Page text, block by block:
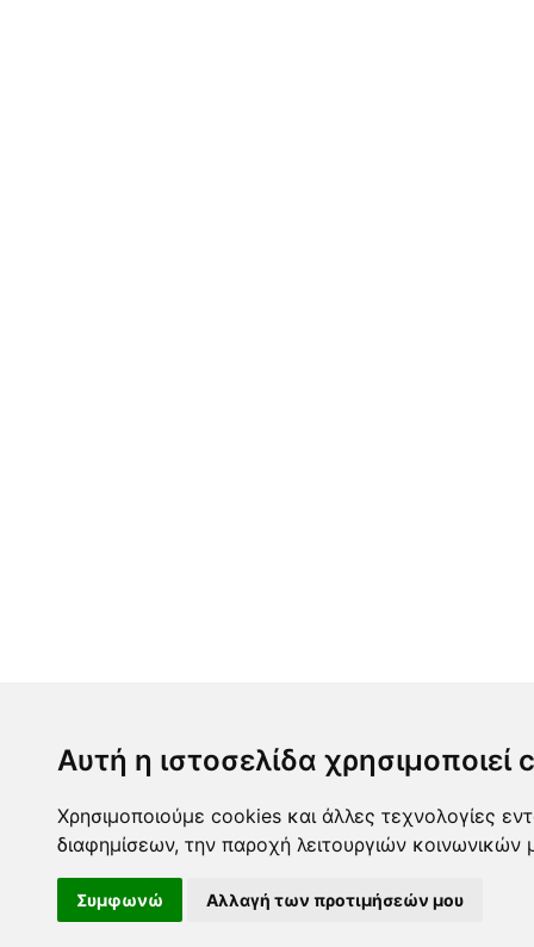
Αυτή η ιστοσελίδα χρησιμοποιεί
Χρησιμοποιούμε cookies και άλλες τεχνολογίες
διαφημίσεων, την παροχή λειτουργιών
Συμφωνώ Αλλαγή των προτιμήσεών μου